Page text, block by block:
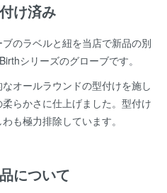
け済み
のラベルと紐を当店で新品の別
シリーズのグローブです。
オールラウンドの型付けを施し
らかさに仕上げました。型付け
も極力排除しています。
について